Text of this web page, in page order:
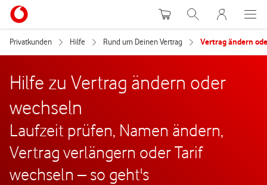
WarenkorbSuche MeinVodafone
Privatkunden Hilfe Rund um Deinen Vertrag Vertrag ändern
Hilfe zu Vertrag ändern oder
wechseln
Laufzeit prüfen, Namen ändern,
Vertrag verlängern oder Tarif
wechseln – so geht's